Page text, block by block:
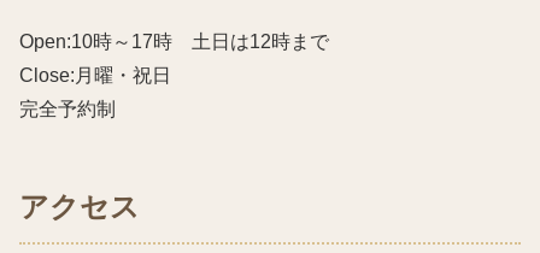
Open:10時～17時 土日は12時まで
Close:月曜・祝日
完全予約制
アクセス